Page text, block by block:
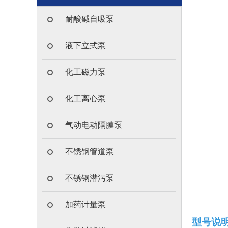
耐酸碱自吸泵
液下立式泵
化工磁力泵
化工离心泵
气动电动隔膜泵
不锈钢管道泵
不锈钢潜污泵
加药计量泵
型号说